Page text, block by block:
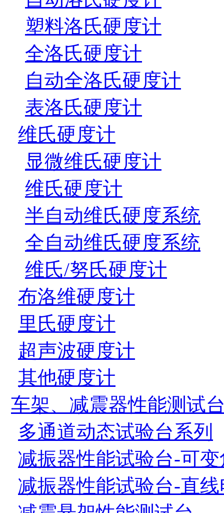
塑料洛氏硬度计
全洛氏硬度计
自动全洛氏硬度计
表洛氏硬度计
维氏硬度计
显微维氏硬度计
维氏硬度计
半自动维氏硬度系统
全自动维氏硬度系统
维氏/努氏硬度计
布洛维硬度计
里氏硬度计
超声波硬度计
其他硬度计
车架、减震器性能测试
多通道动态试验台系列
减振器性能试验台-可
减振器性能试验台-直